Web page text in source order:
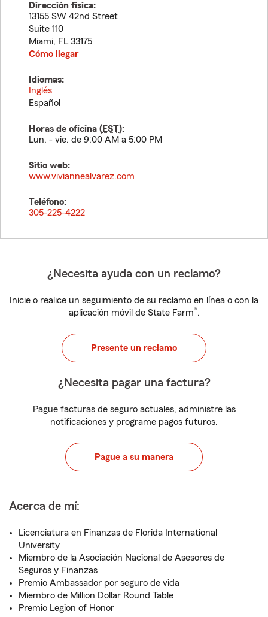
Dirección física:
13155 SW 42nd Street
Suite 110
Miami, FL 33175
Cómo llegar
Idiomas:
Inglés
Español
Horas de oficina (EST):
Lun. - vie. de 9:00 AM a 5:00 PM
Sitio web:
www.viviannealvarez.com
Teléfono:
305-225-4222
¿Necesita ayuda con un reclamo?
Inicie o realice un seguimiento de su reclamo en línea o con la
aplicación móvil de State Farm®.
Presente un reclamo
¿Necesita pagar una factura?
Pague facturas de seguro actuales, administre las
notificaciones y programe pagos futuros.
Pague a su manera
Acerca de mí:
Licenciatura en Finanzas de Florida International
University
Miembro de la Asociación Nacional de Asesores de
Seguros y Finanzas
Premio Ambassador por seguro de vida
Miembro de Million Dollar Round Table
Premio Legion of Honor